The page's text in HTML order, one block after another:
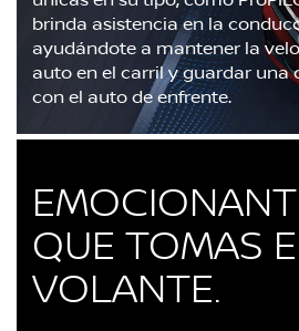
brinda asistencia en la
ayudándote a mantener la
auto en el carril y guardar una
con el auto de enfrente.
QUE TOMAS
VOLANTE.